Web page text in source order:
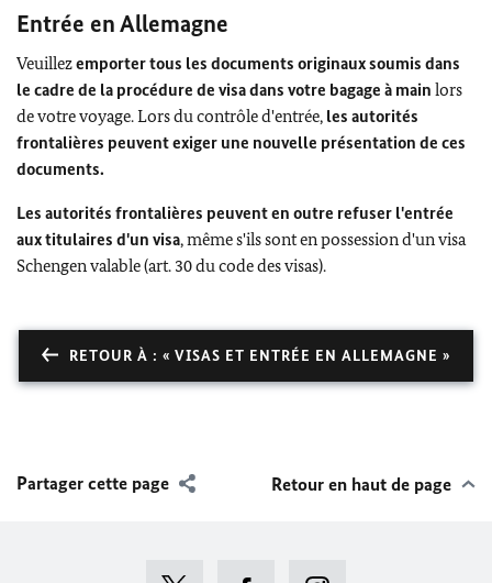
Entrée en Allemagne
Veuillezemporter tous les documents originaux soumis dans
le cadre de la procédure de visa dans votre bagage à main lors
de votre voyage. Lors du contrôle d'entrée, les autorités
frontalières peuvent exiger une nouvelle présentation de ces
documents.
Les autorités frontalières peuvent en outre refuser l'entrée
aux titulaires d'un visa, même s'ils sont en possession d'un visa
Schengen valable (art. 30 du code des visas).
RETOUR À : « VISAS ET ENTRÉE EN ALLEMAGNE »
Partager cette page Retour en haut de page